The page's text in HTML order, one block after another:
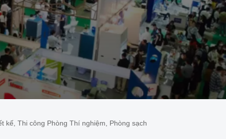
kế, Thi công Phòng Thí nghiệm, Phòng sạch